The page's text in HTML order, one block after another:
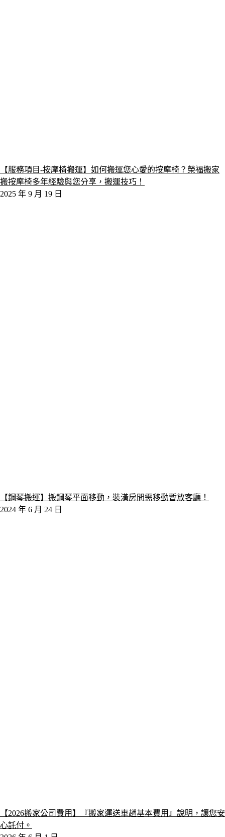
【服務項目-按摩椅搬運】如何搬運您心愛的按摩椅？榮福搬家
搬按摩椅多年經驗與您分享，搬運技巧！
2025 年 9 月 19 日
【鋼琴搬運】搬鋼琴平面移動，裝潢房間需移動暫放客廳！
2024 年 6 月 24 日
【2026搬家公司費用】『搬家運送車趟基本費用』說明，讓您安
心託付。